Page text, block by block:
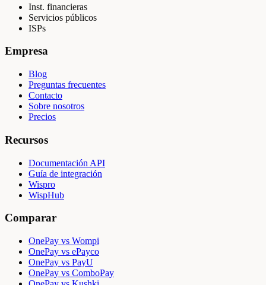
Inst. financieras
Servicios públicos
ISPs
Empresa
Blog
Preguntas frecuentes
Contacto
Sobre nosotros
Precios
Recursos
Documentación API
Guía de integración
Wispro
WispHub
Comparar
OnePay vs Wompi
OnePay vs ePayco
OnePay vs PayU
OnePay vs ComboPay